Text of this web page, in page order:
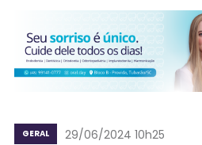
GERAL 29/06/2024 10h25